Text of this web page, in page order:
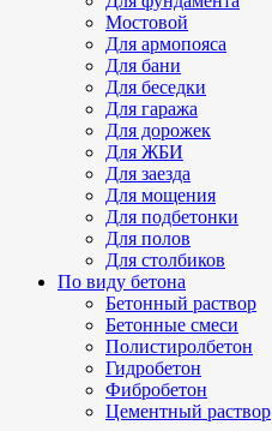
Мостовой
Для армопояса
Для бани
Для беседки
Для гаража
Для дорожек
Для ЖБИ
Для заезда
Для мощения
Для подбетонки
Для полов
Для столбиков
По виду бетона
Бетонный раствор
Бетонные смеси
Полистиролбетон
Гидробетон
Фибробетон
Цементный раствор